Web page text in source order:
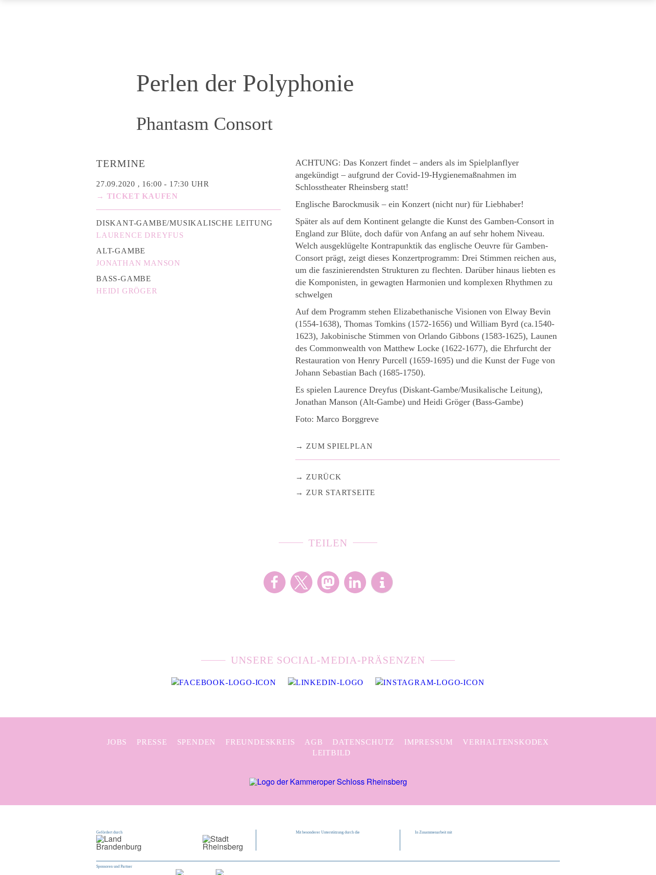
Perlen der Polyphonie
Phantasm Consort
TERMINE
27.09.2020 , 16:00 - 17:30 UHR
→ TICKET KAUFEN
DISKANT-GAMBE/MUSIKALISCHE LEITUNG
LAURENCE DREYFUS
ALT-GAMBE
JONATHAN MANSON
BASS-GAMBE
HEIDI GRÖGER
ACHTUNG: Das Konzert findet – anders als im Spielplanflyer
angekündigt – aufgrund der Covid-19-Hygienemaßnahmen im
Schlosstheater Rheinsberg statt!
Englische Barockmusik – ein Konzert (nicht nur) für Liebhaber!
Später als auf dem Kontinent gelangte die Kunst des Gamben-Consort in
England zur Blüte, doch dafür von Anfang an auf sehr hohem Niveau.
Welch ausgeklügelte Kontrapunktik das englische Oeuvre für Gamben-
Consort prägt, zeigt dieses Konzertprogramm: Drei Stimmen reichen aus,
um die faszinierendsten Strukturen zu flechten. Darüber hinaus liebten es
die Komponisten, in gewagten Harmonien und komplexen Rhythmen zu
schwelgen
Auf dem Programm stehen Elizabethanische Visionen von Elway Bevin
(1554-1638), Thomas Tomkins (1572-1656) und William Byrd (ca.1540-
1623), Jakobinische Stimmen von Orlando Gibbons (1583-1625), Launen
des Commonwealth von Matthew Locke (1622-1677), die Ehrfurcht der
Restauration von Henry Purcell (1659-1695) und die Kunst der Fuge von
Johann Sebastian Bach (1685-1750).
Es spielen Laurence Dreyfus (Diskant-Gambe/Musikalische Leitung),
Jonathan Manson (Alt-Gambe) und Heidi Gröger (Bass-Gambe)
Foto: Marco Borggreve
ZUM SPIELPLAN
ZURÜCK
ZUR STARTSEITE
TEILEN
UNSERE SOCIAL-MEDIA-PRÄSENZEN
JOBS PRESSE SPENDEN FREUNDESKREIS AGB DATENSCHUTZ IMPRESSUM
VERHALTENSKODEX
LEITBILD
Gefördert durch Mit besonderer Unterstützung durch die In Zusammenarbeit mit
Sponsoren und Partner